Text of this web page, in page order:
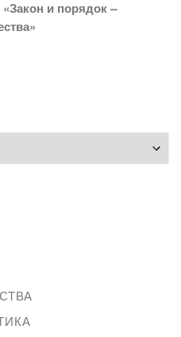
и порядок –